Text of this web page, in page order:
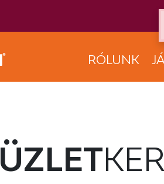
RÓLUNK
ÜZLET